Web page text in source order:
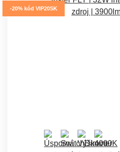
-20% kód VIP20SK